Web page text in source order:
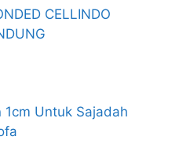
CELLINDO
1cm Untuk Sajadah